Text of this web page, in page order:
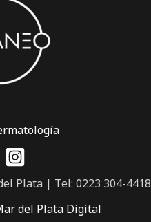
Plata | Tel: 0223 304-4418
del Plata Digital